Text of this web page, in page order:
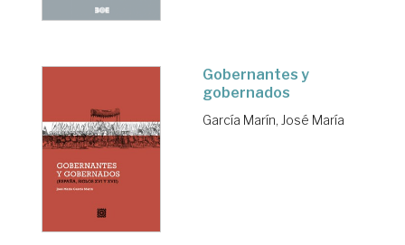
Gobernantes y
gobernados
García Marín, José María